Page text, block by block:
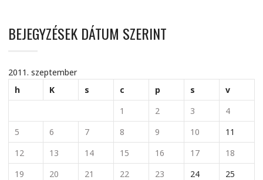
BEJEGYZÉSEK DÁTUM SZERINT
2011. szeptember
h
K s c p s
v
1
2 3
4
5
6 7 8 9 10
11
12
13 14 15 16 17
18
19
20 21 22 23 24
25